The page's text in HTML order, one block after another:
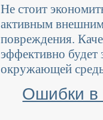
Не стоит
активным внешним
повреждения.
эффективно
окружающей
Ошибки в